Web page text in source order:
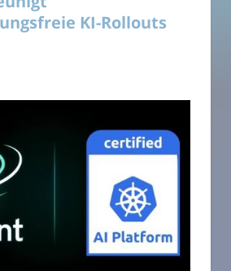
KI-Rollouts